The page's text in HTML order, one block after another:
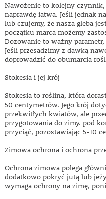
Nawożenie to kolejny
naprawdę łatwa. Jeśli jednak
lub czujemy, że nasza gleba
początku marca możemy
Dozowanie to ważny
Jeśli przesadzimy z dawką
doprowadzić do obumarcia
Stokesia i jej krój
Stokesia to roślina, która
50 centymetrów. Jego krój
przekwitłych kwiatów, ale
przygotowania do zimy. pod
przyciąć, pozostawiając 5-10
Zimowa ochrona i ochrona
Ochrona zimowa polega
dodatkowo pokryć jutą lub
wymaga ochrony na zimę,